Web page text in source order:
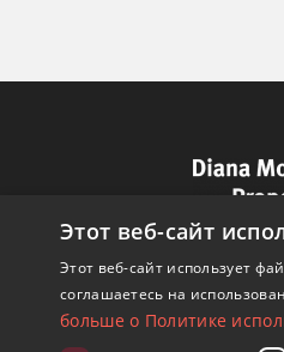
Этот веб-сайт
Этот веб-сайт использует
соглашаетесь на
больше о Политике